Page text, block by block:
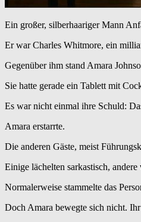
Ein großer, silberhaariger Mann
Er war Charles Whitmore, ein
Gegenüber ihm stand Amara
Sie hatte gerade ein Tablett mit
Es war nicht einmal ihre Schuld:
Amara erstarrte.
Die anderen Gäste, meist
Einige lächelten sarkastisch,
Normalerweise stammelte das
Doch Amara bewegte sich nicht.